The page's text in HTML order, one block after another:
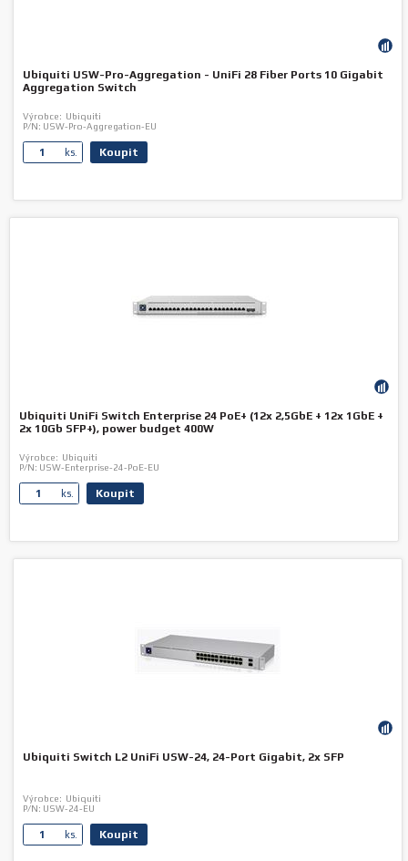
Ubiquiti USW-Pro-Aggregation - UniFi 28 Fiber Ports 10 Gigabit
Aggregation Switch
Výrobce: Ubiquiti
P/N: USW-Pro-Aggregation-EU
ks. Koupit
Ubiquiti UniFi Switch Enterprise 24 PoE+ (12x 2,5GbE + 12x 1GbE +
2x 10Gb SFP+), power budget 400W
Výrobce: Ubiquiti
P/N: USW-Enterprise-24-PoE-EU
ks. Koupit
Ubiquiti Switch L2 UniFi USW-24, 24-Port Gigabit, 2x SFP
Výrobce: Ubiquiti
P/N: USW-24-EU
ks. Koupit